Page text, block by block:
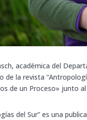
académica del
de la revista
de un Proceso» junto
del Sur” es una